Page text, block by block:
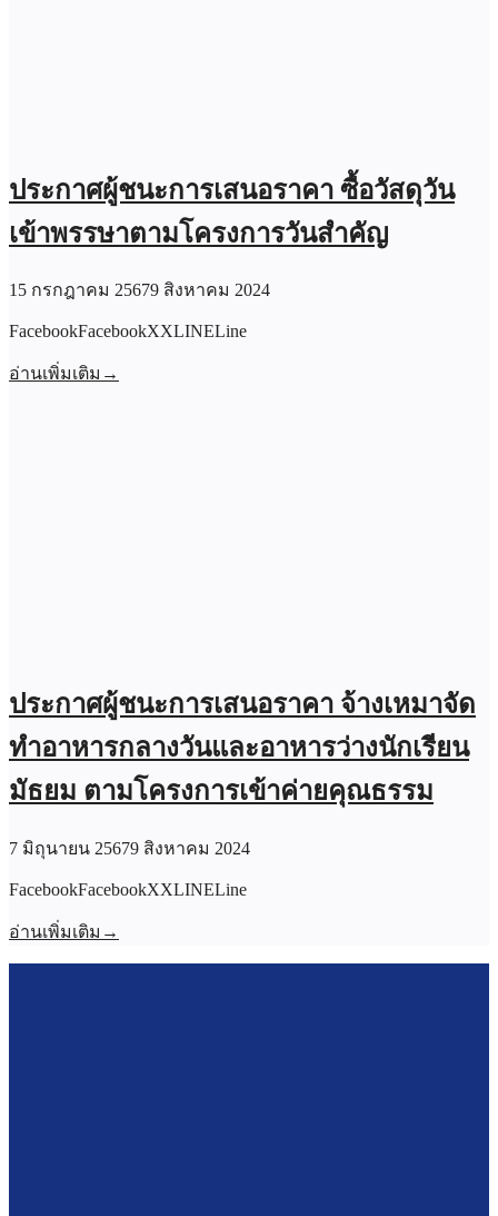
ประกาศผู้ชนะการเสนอราคา ซื้อวัสดุวัน
เข้าพรรษาตามโครงการวันสำคัญ
15 กรกฎาคม 25679 สิงหาคม 2024
FacebookFacebookXXLINELine
อ่านเพิ่มเติม →
ประกาศผู้ชนะการเสนอราคา จ้างเหมาจัด
ทำอาหารกลางวันและอาหารว่างนักเรียน
มัธยม ตามโครงการเข้าค่ายคุณธรรม
7 มิถุนายน 25679 สิงหาคม 2024
FacebookFacebookXXLINELine
อ่านเพิ่มเติม →